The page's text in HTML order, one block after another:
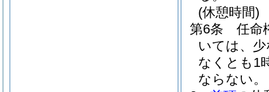
(休憩時間)
第6条
任命
いては、
なくとも1
ならない。